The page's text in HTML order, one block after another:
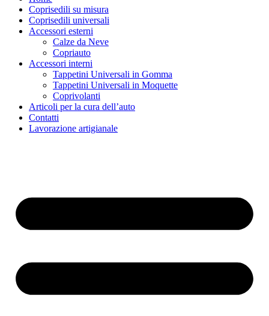
Coprisedili su misura
Coprisedili universali
Accessori esterni
Calze da Neve
Copriauto
Accessori interni
Tappetini Universali in Gomma
Tappetini Universali in Moquette
Coprivolanti
Articoli per la cura dell’auto
Contatti
Lavorazione artigianale